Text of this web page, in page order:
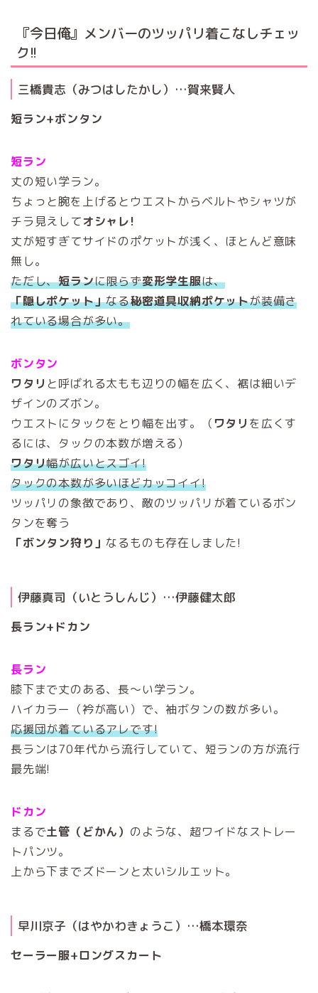
『今日俺』メンバーのツッパリ着こなしチェッ
ク!!
三橋貴志（みつはしたかし）…賀来賢人
短ラン+ボンタン
短ラン
丈の短い学ラン。
ちょっと腕を上げるとウエストからベルトやシャツが
チラ見えしてオシャレ!
丈が短すぎてサイドのポケットが浅く、ほとんど意味
無し。
ただし、短ランに限らず変形学生服は、
「隠しポケット」なる秘密道具収納ポケットが装備さ
れている場合が多い。
ボンタン
ワタリ と呼ばれる太もも辺りの幅を広く、裾は細いデ
ザインのズボン。
ウエストにタックをとり幅を出す。（ワタリ を広くす
るには、タックの本数が増える）
ワタリ幅が広いとスゴイ!
タックの本数が多いほどカッコイイ!
ツッパリの象徴であり、敵のツッパリが着ているボン
タンを奪う
「ボンタン狩り」 なるものも存在しました!
伊藤真司（いとうしんじ）…伊藤健太郎
長ラン+ドカン
長ラン
膝下まで丈のある、長〜い学ラン。
ハイカラー（衿が高い）で、袖ボタンの数が多い。
応援団が着ているアレです!
長ランは70年代から流行していて、短ランの方が流行
最先端!
ドカン
まるで土管（どかん） のような、超ワイドなストレー
トパンツ。
上から下までズドーンと太いシルエット。
早川京子（はやかわきょうこ）…橋本環奈
セーラー服+ロングスカート